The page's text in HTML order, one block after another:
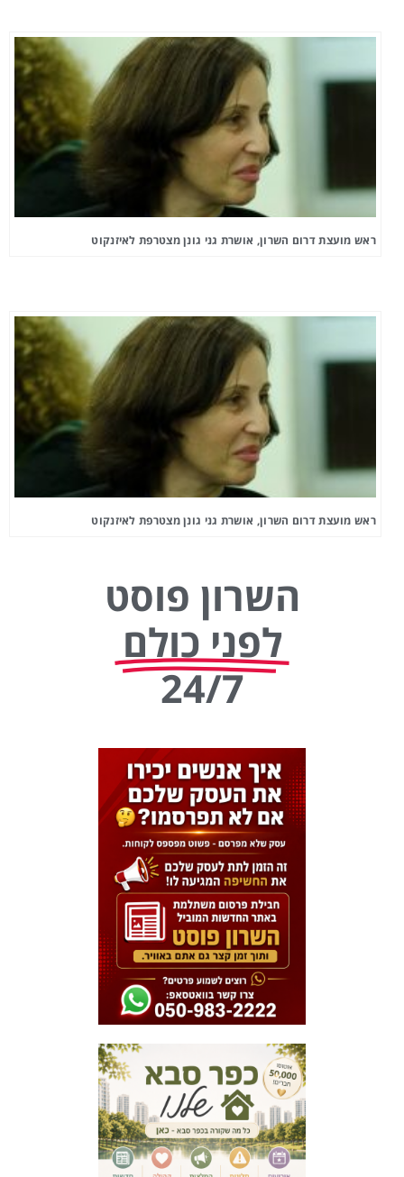
ראש מועצת דרום השרון, אושרת גני גונן מצטרפת לאיזנקוט
ראש מועצת דרום השרון, אושרת גני גונן מצטרפת לאיזנקוט
השרון פוסט
לפני כולם
24/7